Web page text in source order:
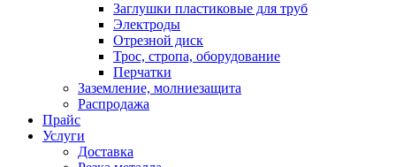
Заглушки пластиковые для труб
Электроды
Отрезной диск
Трос, стропа, оборудование
Перчатки
Заземление, молниезащита
Распродажа
Прайс
Услуги
Доставка